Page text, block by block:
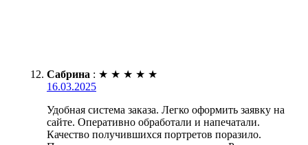
Сабрина : ★ ★ ★ ★ ★
16.03.2025
Удобная система заказа. Легко оформить заявку на
сайте. Оперативно обработали и напечатали.
Качество получившихся портретов поразило.